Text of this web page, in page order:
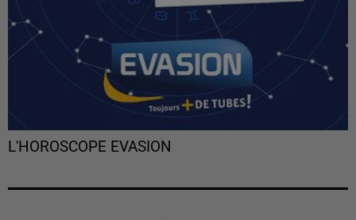
L'HOROSCOPE EVASION